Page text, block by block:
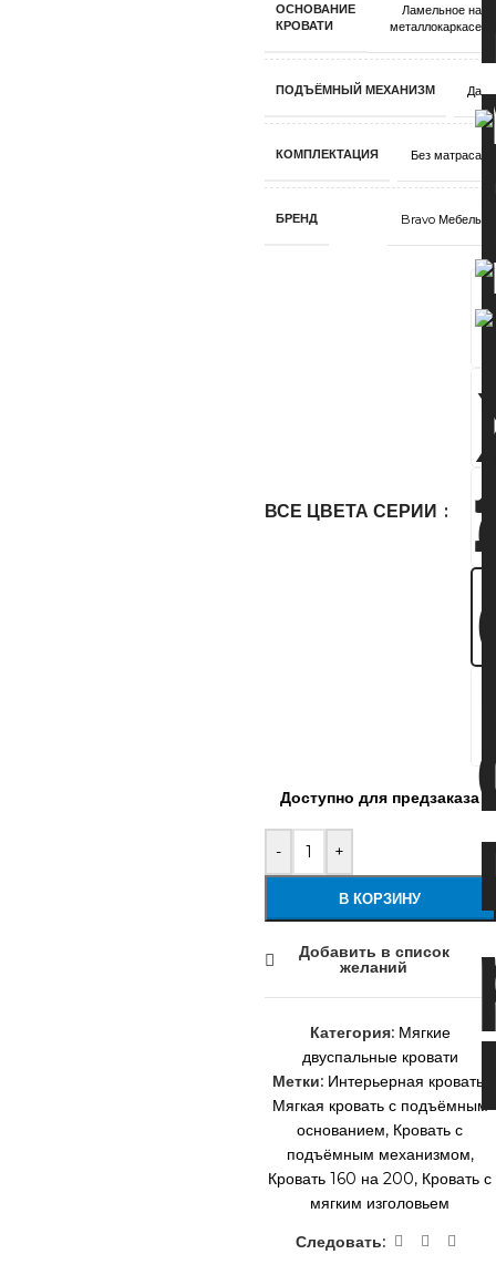
ОСНОВАНИЕ
КРОВАТИ
Ламельное на
металлокаркасе
ПОДЪЁМНЫЙ МЕХАНИЗМ Да
КОМПЛЕКТАЦИЯ Без матраса
БРЕНД Bravo Мебель
ВСЕ ЦВЕТА СЕРИИ
Доступно для предзаказа
- +
В КОРЗИНУ
Добавить в список
желаний
Категория: Мягкие
двуспальные кровати
Метки: Интерьерная кровать
Мягкая кровать с подъёмным
основанием, Кровать с
подъёмным механизмом,
Кровать 160 на 200, Кровать с
мягким изголовьем
Следовать: